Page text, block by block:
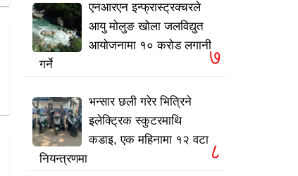
एनआरएन इन्फ्रास्ट्रक्चरले
आयु मोलुङ खोला जलविद्युत
आयोजनामा १० करोड लगानी
गर्ने
७
भन्सार छली गरेर भित्रिने
इलेक्ट्रिक स्कुटरमाथि
कडाइ, एक महिनामा १२ वटा
नियन्त्रणमा
८